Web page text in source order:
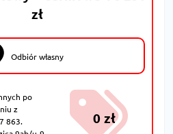
zł
Odbiór własny
po
z
863.
0 zł